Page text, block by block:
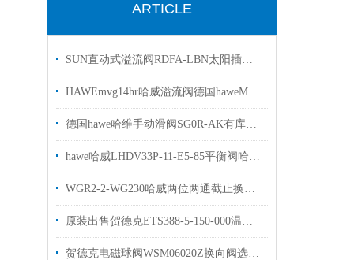
ARTICLE
SUN直动式溢流阀RDFA-LBN太阳插装阀有库存欢迎询价
HAWEmvg14hr哈威溢流阀德国haweMVG系列
德国hawe哈维手动滑阀SG0R-AK有库存出售
hawe哈威LHDV33P-11-E5-85平衡阀哈维技术参数选购
WGR2-2-WG230哈威两位两通截止换向阀技术参数
原装出售贺德克ETS388-5-150-000温度开关 温度继电器
贺德克电磁球阀WSM06020Z换向阀选购参数